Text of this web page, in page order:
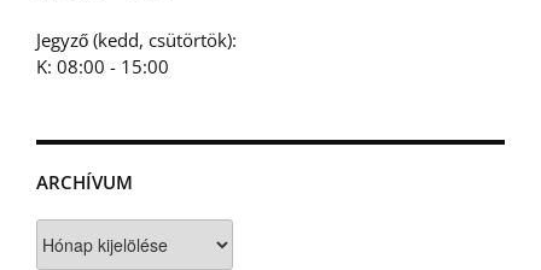
Jegyző (kedd, csütörtök):
K: 08:00 - 15:00
ARCHÍVUM